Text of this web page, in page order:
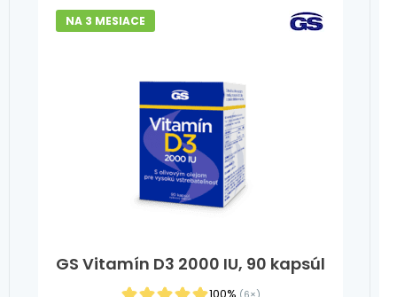
GS Vitamín D3 2000 IU, 90 kapsúl
NA 3 MESIACE